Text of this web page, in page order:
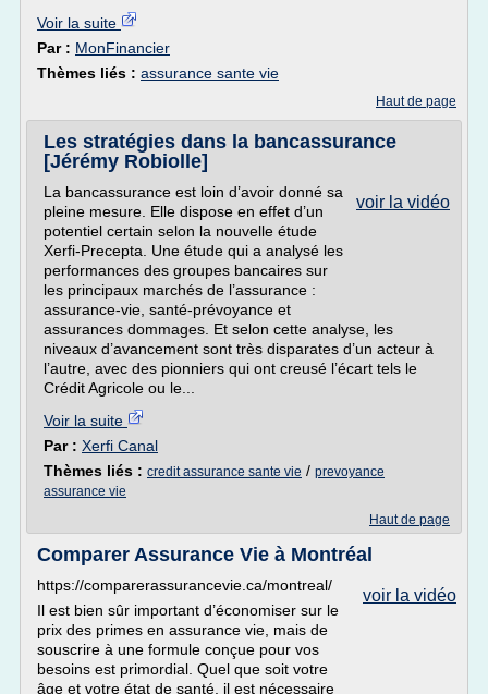
Voir la suite
Par : MonFinancier
Thèmes liés : assurance sante vie
Haut de page
Les stratégies dans la bancassurance
[Jérémy Robiolle]
voir la vidéo
La bancassurance est loin d’avoir donné sa
pleine mesure. Elle dispose en effet d’un
potentiel certain selon la nouvelle étude
Xerfi-Precepta. Une étude qui a analysé les
performances des groupes bancaires sur
les principaux marchés de l’assurance :
assurance-vie, santé-prévoyance et
assurances dommages. Et selon cette analyse, les
niveaux d’avancement sont très disparates d’un acteur à
l’autre, avec des pionniers qui ont creusé l’écart tels le
Crédit Agricole ou le...
Voir la suite
Par : Xerfi Canal
Thèmes liés : credit assurance sante vie / prevoyance
assurance vie
Haut de page
Comparer Assurance Vie à Montréal
voir la vidéo
https://comparerassurancevie.ca/montreal/
Il est bien sûr important d’économiser sur le
prix des primes en assurance vie, mais de
souscrire à une formule conçue pour vos
besoins est primordial. Quel que soit votre
âge et votre état de santé, il est nécessaire